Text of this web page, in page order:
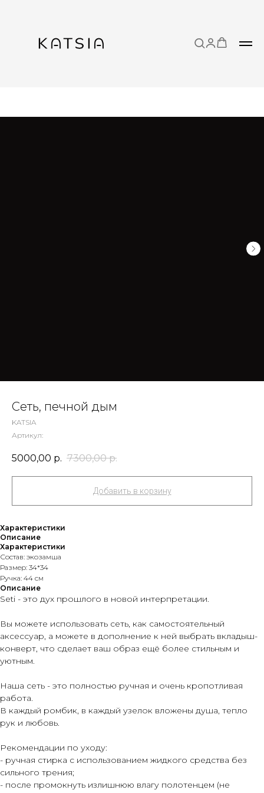
Сеть, печной дым
KATSIA
Артикул:
5000,00 р. 7300,00 р.
Добавить в корзину
Характеристики
Описание
Характеристики
Состав: экозамша
Размер: 34*34
Ручка: 44 см
Описание
Seti - это дух прошлого в новой интерпретации.
Вы можете использовать сеть, как самостоятельный
аксессуар, а можете в дополнение к ней выбрать вкладыш-
конверт, что сделает ваш образ ещё более стильным и
уютным.
Наша сеть - это полностью ручная и очень кропотливая
работа.
В каждый ромбик, в каждый узелок вложены душа, тепло
рук и любовь.
Рекомендации по уходу:
- ручная стирка с использованием жидкого средства без
сильного трения;
- после промокнуть излишнюю влагу полотенцем (не